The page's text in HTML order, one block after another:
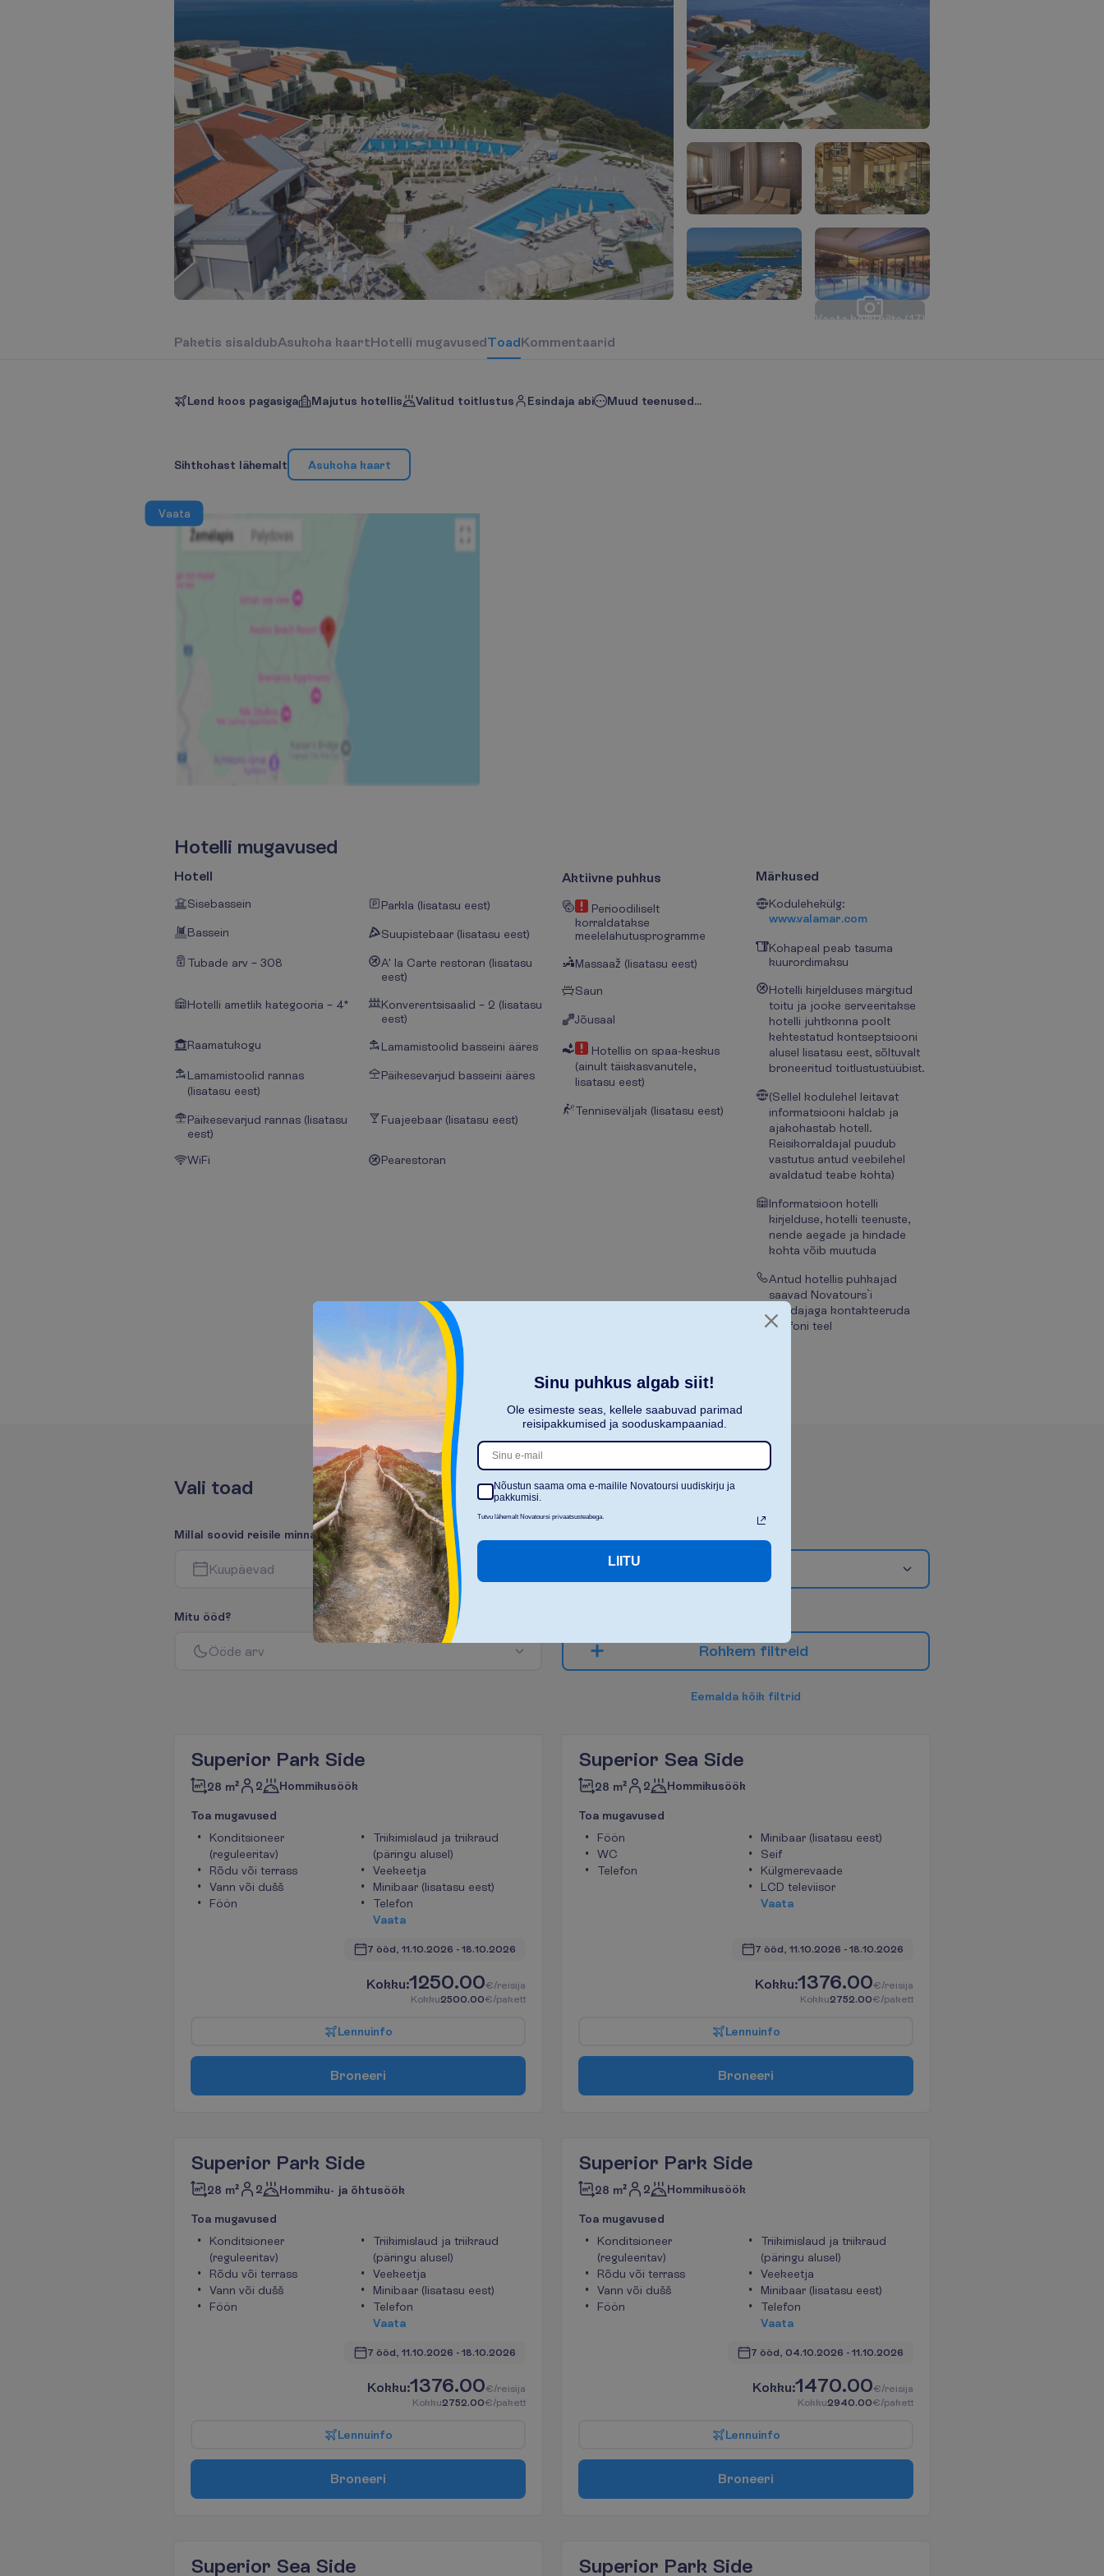
Vaata kõiki pilte (17)
Paketis sisaldubAsukoha kaartHotelli mugavusedToadKommentaarid
Lend koos pagasiga Majutus hotellis Valitud toitlustus Esindaja abi Muud teenused...
Sihtkohast lähemalt Asukoha kaart
Vaata
Hotelli mugavused
Hotell
Sisebassein Parkla (lisatasu eest)
Bassein Suupistebaar (lisatasu eest)
Tubade arv – 308
A' la Carte restoran (lisatasu
eest)
Hotelli ametlik kategooria – 4*
Konverentsisaalid – 2 (lisatasu
eest)
Raamatukogu
Lamamistoolid basseini ääres
Lamamistoolid rannas
(lisatasu eest)
Päikesevarjud basseini ääres
Päikesevarjud rannas (lisatasu
eest)
Fuajeebaar (lisatasu eest)
WiFi Pearestoran
Aktiivne puhkus
Perioodiliselt
korraldatakse
meelelahutusprogramme
Massaaž (lisatasu eest)
Saun
Jõusaal
Hotellis on spaa-keskus
(ainult täiskasvanutele,
lisatasu eest)
Tenniseväljak (lisatasu eest)
Märkused
Kodulehekülg:
www.valamar.com
Kohapeal peab tasuma
kuurordimaksu
Hotelli kirjelduses märgitud
toitu ja jooke serveeritakse
hotelli juhtkonna poolt
kehtestatud kontseptsiooni
alusel lisatasu eest, sõltuvalt
broneeritud toitlustustüübist.
(Sellel kodulehel leitavat
informatsiooni haldab ja
ajakohastab hotell.
Reisikorraldajal puudub
vastutus antud veebilehel
avaldatud teabe kohta)
Informatsioon hotelli
kirjelduse, hotelli teenuste,
nende aegade ja hindade
kohta võib muutuda
Antud hotellis puhkajad
saavad Novatours`i
esindajaga kontakteeruda
telefoni teel
Vali toad
Millal soovid reisile minna?
Kuupäevad
Mitu ööd?
Ööde arv Rohkem filtreid
Eemalda kõik filtrid
Superior Park Side
28 m² 2 Hommikusöök
Toa mugavused
Konditsioneer
(reguleeritav)
Rõdu või terrass
Vann või dušš
Föön
Triikimislaud ja triikraud
(päringu alusel)
Veekeetja
Minibaar (lisatasu eest)
Telefon
Vaata
7 ööd, 11.10.2026 - 18.10.2026
Kokku:1250.00€/reisija
Kokku2500.00€/pakett
Lennuinfo
Broneeri
Superior Sea Side
28 m² 2 Hommikusöök
Toa mugavused
Föön
WC
Telefon
Minibaar (lisatasu eest)
Seif
Külgmerevaade
LCD televiisor
Vaata
7 ööd, 11.10.2026 - 18.10.2026
Kokku:1376.00€/reisija
Kokku2752.00€/pakett
Lennuinfo
Broneeri
Superior Park Side
28 m² 2 Hommiku- ja õhtusöök
Toa mugavused
Konditsioneer
(reguleeritav)
Rõdu või terrass
Vann või dušš
Föön
Triikimislaud ja triikraud
(päringu alusel)
Veekeetja
Minibaar (lisatasu eest)
Telefon
Vaata
7 ööd, 11.10.2026 - 18.10.2026
Kokku:1376.00€/reisija
Kokku2752.00€/pakett
Lennuinfo
Broneeri
Superior Park Side
28 m² 2 Hommikusöök
Toa mugavused
Konditsioneer
(reguleeritav)
Rõdu või terrass
Vann või dušš
Föön
Triikimislaud ja triikraud
(päringu alusel)
Veekeetja
Minibaar (lisatasu eest)
Telefon
Vaata
7 ööd, 04.10.2026 - 11.10.2026
Kokku:1470.00€/reisija
Kokku2940.00€/pakett
Lennuinfo
Broneeri
Superior Sea Side Superior Park Side
Sinu puhkus algab siit!
Ole esimeste seas, kellele saabuvad parimad
reisipakkumised ja sooduskampaaniad.
Nõustun saama oma e-mailile Novatoursi uudiskirju ja
pakkumisi.
Tutvu lähemalt Novatoursi privaatsusteabega.
LIITU